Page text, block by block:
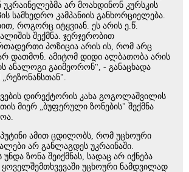
უკრაინელებმა არ მოახდინონ კურსკის
სამხედრო კამპანიის განხორციელება.
როგორც იტყვიან. ეს არის ე.წ.
შექმნა. ჯერჯერობით
პოზიცია არის ის, რომ არც
დათმონ. ამიტომ დიდი ალბათობა არის
ანალოგი გაიმეორონ", - განაცხადა
„რეზონანსთან".
დირექტორის კახა გოგოლაშვილის
მიერ „ბუფერული ზონების" შექმნა
ამით ცდილობს, რომ უცხოური
არ განლაგდეს უკრაინაში.
ზონა შეიქმნას, სადაც არ იქნება
ყოველშემთხვევაში უცხოური ნამდვილად